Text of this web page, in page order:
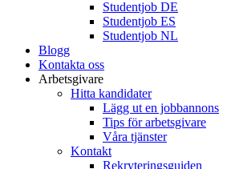
Studentjob DE
Studentjob ES
Studentjob NL
Blogg
Kontakta oss
Arbetsgivare
Hitta kandidater
Lägg ut en jobbannons
Tips för arbetsgivare
Våra tjänster
Kontakt
Rekryteringsguiden